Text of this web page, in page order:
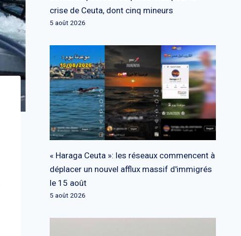
crise de Ceuta, dont cinq mineurs
5 août 2026
« Haraga Ceuta »: les réseaux commencent à
déplacer un nouvel afflux massif d'immigrés
le 15 août
5 août 2026